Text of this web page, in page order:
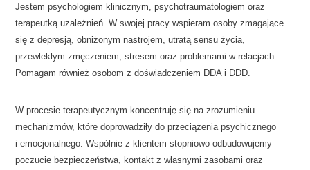
Jestem psychologiem klinicznym, psychotraumatologiem oraz
terapeutką uzależnień. W swojej pracy wspieram osoby zmagające
się z depresją, obniżonym nastrojem, utratą sensu życia,
przewlekłym zmęczeniem, stresem oraz problemami w relacjach.
Pomagam również osobom z doświadczeniem DDA i DDD.
W procesie terapeutycznym koncentruję się na zrozumieniu
mechanizmów, które doprowadziły do przeciążenia psychicznego
i emocjonalnego. Wspólnie z klientem stopniowo odbudowujemy
poczucie bezpieczeństwa, kontakt z własnymi zasobami oraz